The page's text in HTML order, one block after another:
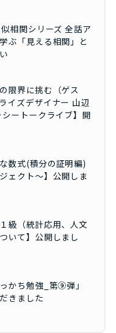
相関シリーズ 全話ア
ぶ「見える相関」と
限界に挑む（ゲス
イズデザイナー 山辺
ートークライブ】開
数式(積分の証明編)
ェクト～】公開しま
級（統計応用、人文
いて】公開しまし
かち勉強_第⑨弾」
きました